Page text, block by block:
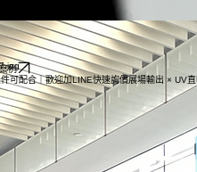
活動公司與品牌端快速完成展覽與活動空間建
務
視覺效果。
例
可配合｜歡迎加LINE快速詢價